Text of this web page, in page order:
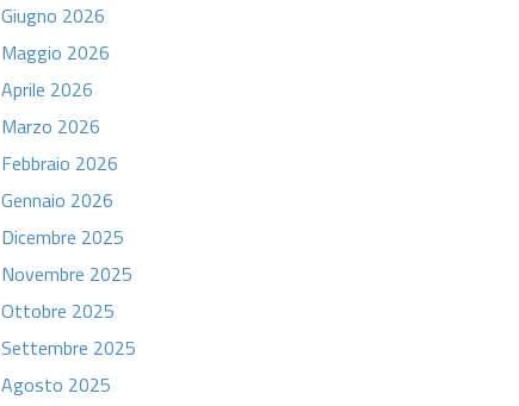
Giugno 2026
Maggio 2026
Aprile 2026
Marzo 2026
Febbraio 2026
Gennaio 2026
Dicembre 2025
Novembre 2025
Ottobre 2025
Settembre 2025
Agosto 2025